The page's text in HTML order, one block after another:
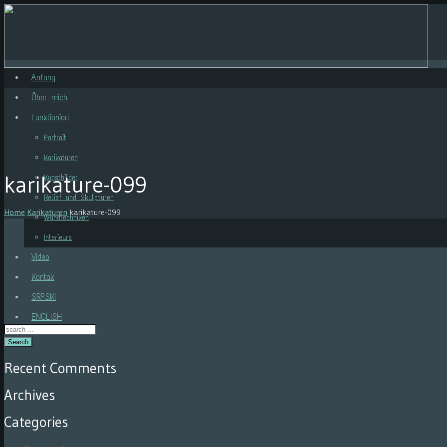
Anfang
Über mich
Funktioniert
Portrait
Karikaturen
Kunstbilder
Relief und Skulpturen
Wandtechniken
Interieurs
Video
Kontak
SRPSKI
ENGLISH
karikature-099
Home Karikaturen karikature-099
Search
Recent Comments
Archives
Categories